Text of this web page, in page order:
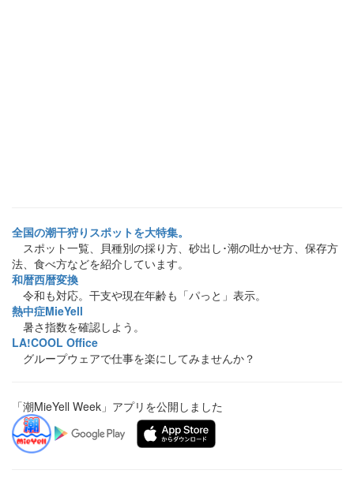
全国の潮干狩りスポットを大特集。
スポット一覧、貝種別の採り方、砂出し･潮の吐かせ方、保存方
法、食べ方などを紹介しています。
和暦西暦変換
令和も対応。干支や現在年齢も「パっと」表示。
熱中症MieYell
暑さ指数を確認しよう。
LA!COOL Office
グループウェアで仕事を楽にしてみませんか？
「潮MieYell Week」アプリを公開しました